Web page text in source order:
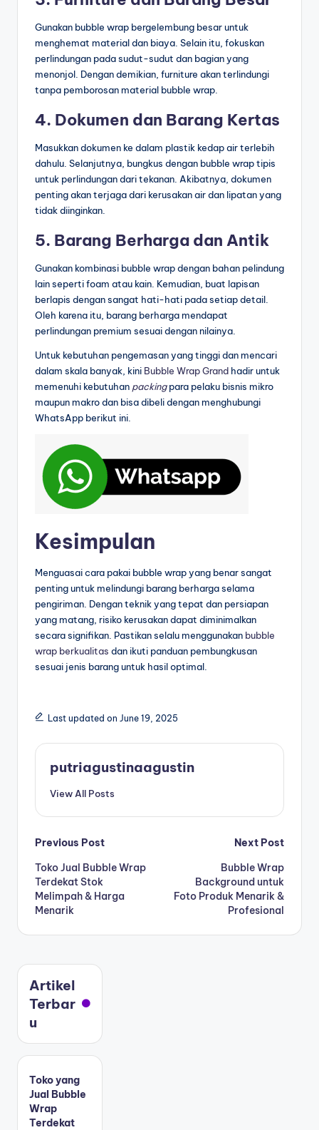
Gunakan bubble wrap bergelembung besar untuk
menghemat material dan biaya. Selain itu, fokuskan
perlindungan pada sudut-sudut dan bagian yang
menonjol. Dengan demikian, furniture akan terlindungi
tanpa pemborosan material bubble wrap.
4. Dokumen dan Barang Kertas
Masukkan dokumen ke dalam plastik kedap air terlebih
dahulu. Selanjutnya, bungkus dengan bubble wrap tipis
untuk perlindungan dari tekanan. Akibatnya, dokumen
penting akan terjaga dari kerusakan air dan lipatan yang
tidak diinginkan.
5. Barang Berharga dan Antik
Gunakan kombinasi bubble wrap dengan bahan pelindung
lain seperti foam atau kain. Kemudian, buat lapisan
berlapis dengan sangat hati-hati pada setiap detail.
Oleh karena itu, barang berharga mendapat
perlindungan premium sesuai dengan nilainya.
Untuk kebutuhan pengemasan yang tinggi dan mencari
dalam skala banyak, kini Bubble Wrap Grand hadir untuk
memenuhi kebutuhan packing para pelaku bisnis mikro
maupun makro dan bisa dibeli dengan menghubungi
WhatsApp berikut ini.
Kesimpulan
Menguasai cara pakai bubble wrap yang benar sangat
penting untuk melindungi barang berharga selama
pengiriman. Dengan teknik yang tepat dan persiapan
yang matang, risiko kerusakan dapat diminimalkan
secara signifikan. Pastikan selalu menggunakan bubble
wrap berkualitas dan ikuti panduan pembungkusan
sesuai jenis barang untuk hasil optimal.
Last updated on June 19, 2025
putriagustinaagustin
View All Posts
Previous Post
Toko Jual Bubble Wrap
Terdekat Stok
Melimpah & Harga
Menarik
Next Post
Bubble Wrap
Background untuk
Foto Produk Menarik &
Profesional
Artikel
Terbar
u
Toko yang
Jual Bubble
Wrap
Terdekat